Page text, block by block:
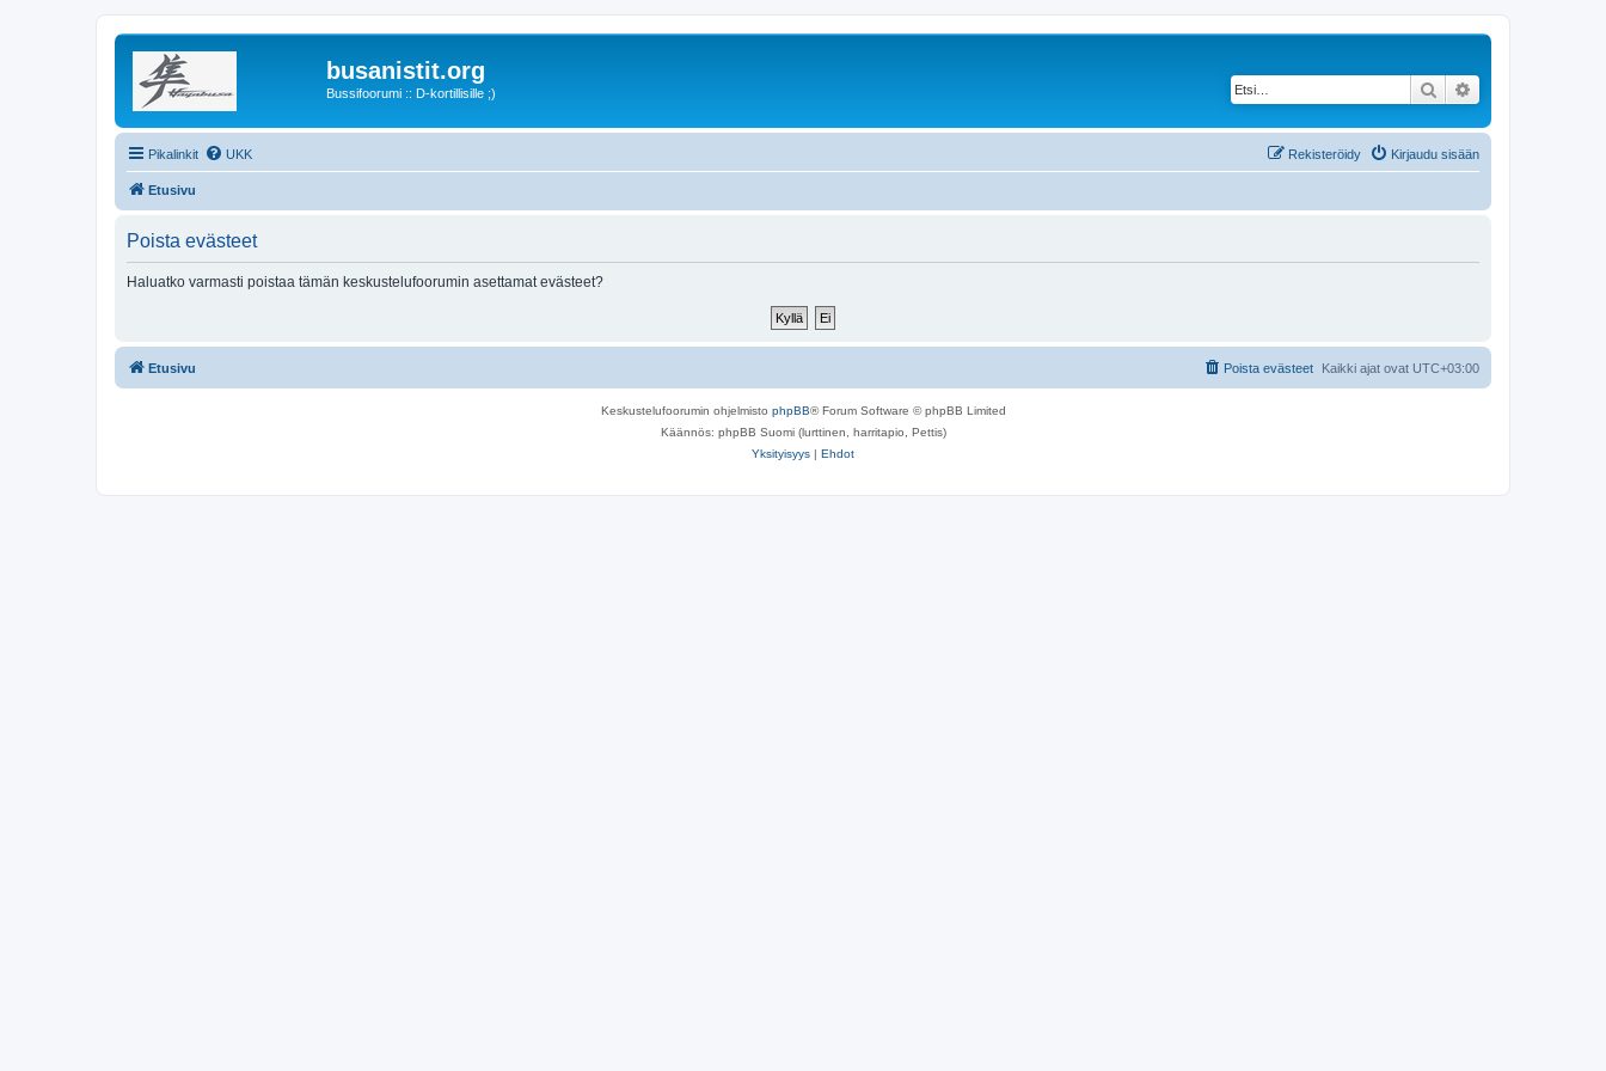
busanistit.org
Bussifoorumi :: D-kortillisille ;) Etsi
Pikalinkit UKK Kirjaudu sisään
Rekisteröidy
Etusivu
Poista evästeet
Haluatko varmasti poistaa tämän keskustelufoorumin asettamat evästeet?
Etusivu Kaikki ajat ovat UTC+03:00
Poista evästeet
Keskustelufoorumin ohjelmisto phpBB® Forum Software © phpBB Limited
Käännös: phpBB Suomi (lurttinen, harritapio, Pettis)
Yksityisyys | Ehdot